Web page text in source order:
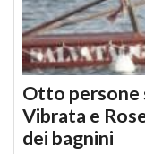
Otto persone
Vibrata e
dei bagnini